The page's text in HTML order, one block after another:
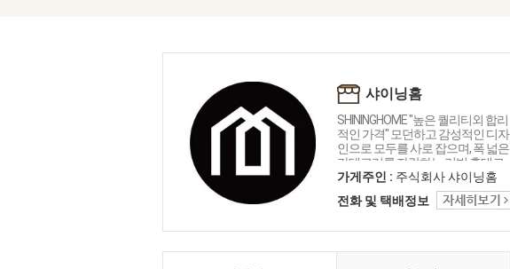
샤이닝홈
SHININGHOME "높은 퀄리티외 합리
적인 가격" 모던하고 감성적인 디자
인으로 모두를 사로 잡으며, 폭 넓은
카테고리를 자랑하는 리빙 홈데코
인테리어 샤이닝홈입니다.
가게주인 : 주식회사 샤이닝홈
전화 및 택배정보